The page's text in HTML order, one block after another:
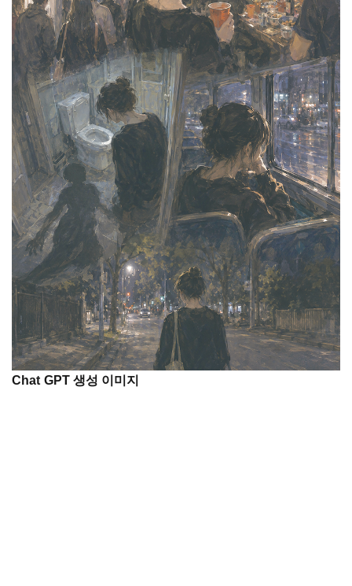
Chat GPT 생성 이미지